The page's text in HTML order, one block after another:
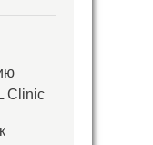
Clinic